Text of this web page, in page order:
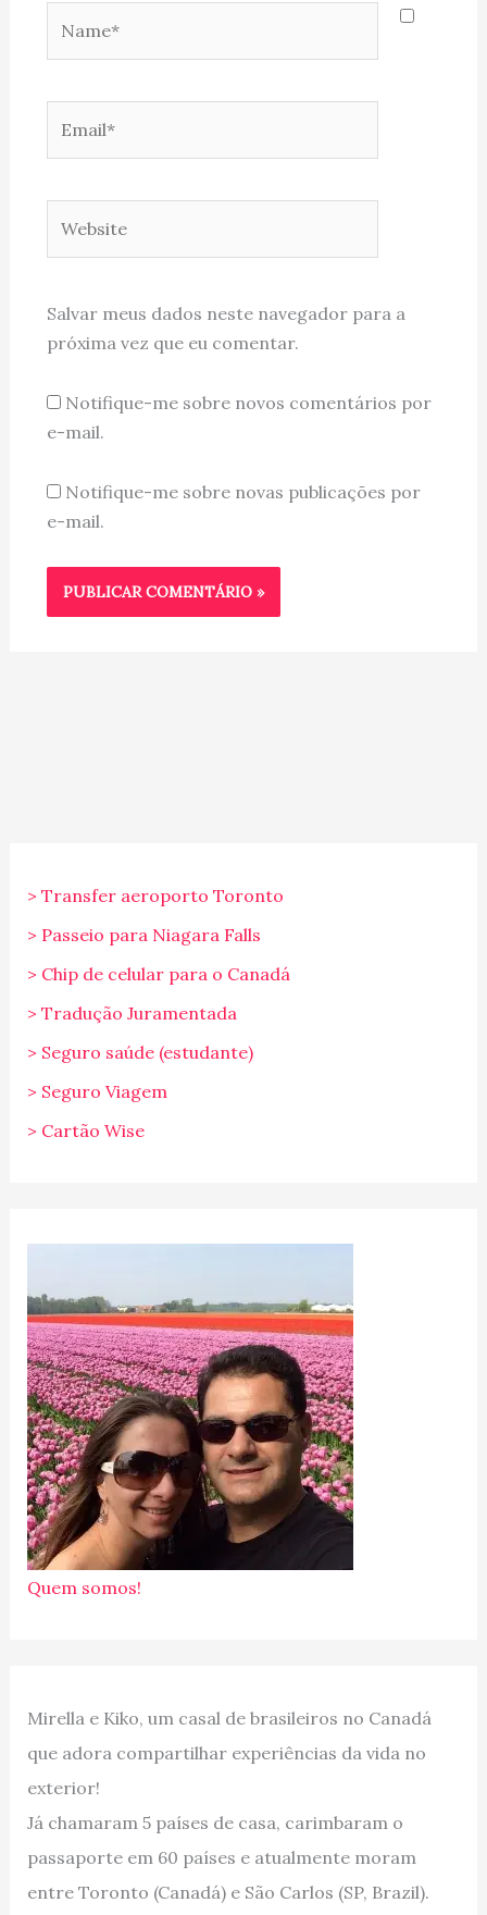
Salvar meus dados neste navegador para a
próxima vez que eu comentar.
Notifique-me sobre novos comentários por
e-mail.
Notifique-me sobre novas publicações por
e-mail.
> Transfer aeroporto Toronto
> Passeio para Niagara Falls
> Chip de celular para o Canadá
> Tradução Juramentada
> Seguro saúde (estudante)
> Seguro Viagem
> Cartão Wise
Quem somos!
Mirella e Kiko, um casal de brasileiros no Canadá
que adora compartilhar experiências da vida no
exterior!
Já chamaram 5 países de casa, carimbaram o
passaporte em 60 países e atualmente moram
entre Toronto (Canadá) e São Carlos (SP, Brazil).